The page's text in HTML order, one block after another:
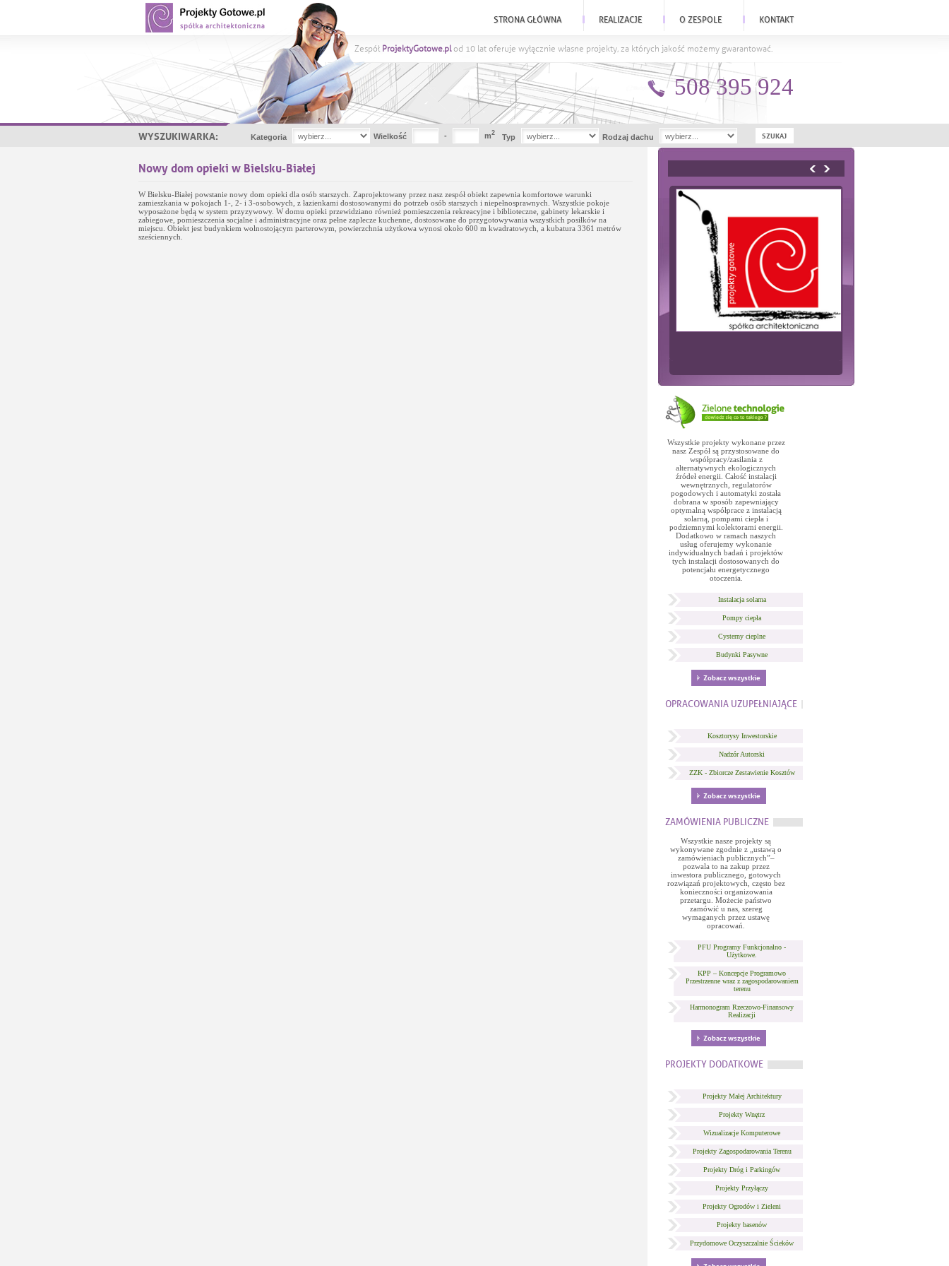
STRONA GŁÓWNA REALIZACJE O ZESPOLE KONTAKT
Zespół ProjektyGotowe.plod 10 lat oferuje wyłącznie własne projekty, za których jakość możemy gwarantować.
508 395 924
WYSZUKIWARKA: Kategoria Wielkość - m2 Typ Rodzaj dachu
Nowy dom opieki w Bielsku-Białej
W Bielsku-Białej powstanie nowy dom opieki dla osób starszych. Zaprojektowany przez nasz zespół obiekt zapewnia komfortowe warunki
zamieszkania w pokojach 1-, 2- i 3-osobowych, z łazienkami dostosowanymi do potrzeb osób starszych i niepełnosprawnych. Wszystkie pokoje
wyposażone będą w system przyzywowy. W domu opieki przewidziano również pomieszczenia rekreacyjne i biblioteczne, gabinety lekarskie i
zabiegowe, pomieszczenia socjalne i administracyjne oraz pełne zaplecze kuchenne, dostosowane do przygotowywania wszystkich posiłków na
miejscu. Obiekt jest budynkiem wolnostojącym parterowym, powierzchnia użytkowa wynosi około 600 m kwadratowych, a kubatura 3361 metrów
sześciennych.
Wszystkie projekty wykonane przez
nasz Zespół są przystosowane do
współpracy/zasilania z
alternatywnych ekologicznych
źródeł energii. Całość instalacji
wewnętrznych, regulatorów
pogodowych i automatyki została
dobrana w sposób zapewniający
optymalną współprace z instalacją
solarną, pompami ciepła i
podziemnymi kolektorami energii.
Dodatkowo w ramach naszych
usług oferujemy wykonanie
indywidualnych badań i projektów
tych instalacji dostosowanych do
potencjału energetycznego
otoczenia.
Instalacja solarna
Pompy ciepła
Cysterny cieplne
Budynki Pasywne
Zobacz wszystkie
OPRACOWANIA UZUPEŁNIAJĄCE
Kosztorysy Inwestorskie
Nadzór Autorski
ZZK - Zbiorcze Zestawienie Kosztów
Zobacz wszystkie
ZAMÓWIENIA PUBLICZNE
Wszystkie nasze projekty są
wykonywane zgodnie z „ustawą o
zamówieniach publicznych”–
pozwala to na zakup przez
inwestora publicznego, gotowych
rozwiązań projektowych, często bez
konieczności organizowania
przetargu. Możecie państwo
zamówić u nas, szereg
wymaganych przez ustawę
opracowań.
PFU Programy Funkcjonalno -
Użytkowe.
KPP – Koncepcje Programowo
Przestrzenne wraz z zagospodarowaniem
terenu
Harmonogram Rzeczowo-Finansowy
Realizacji
Zobacz wszystkie
PROJEKTY DODATKOWE
Projekty Małej Architektury
Projekty Wnętrz
Wizualizacje Komputerowe
Projekty Zagospodarowania Terenu
Projekty Dróg i Parkingów
Projekty Przyłączy
Projekty Ogrodów i Zieleni
Projekty basenów
Przydomowe Oczyszczalnie Ścieków